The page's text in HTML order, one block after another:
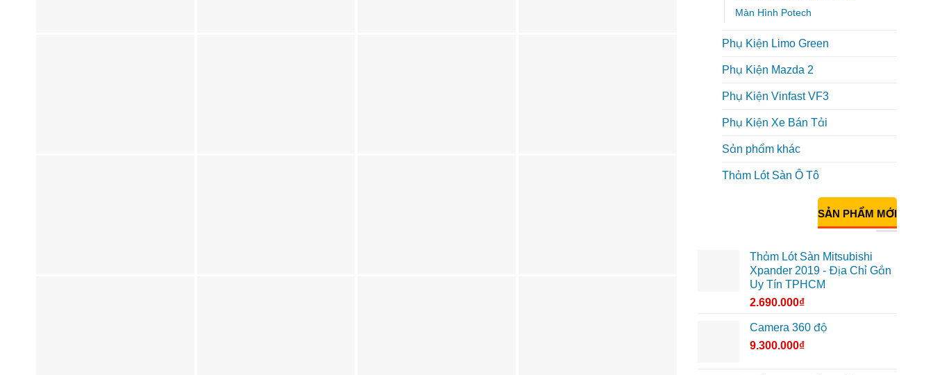
Màn Hình Potech
Phụ Kiện Limo Green
Phụ Kiện Mazda 2
Phụ Kiện Vinfast VF3
Phụ Kiện Xe Bán Tải
Sản phẩm khác
Thảm Lót Sàn Ô Tô
SẢN PHẨM MỚI
Thảm Lót Sàn Mitsubishi
Xpander 2019 - Địa Chỉ Gắn
Uy Tín TPHCM
2.690.000₫
Camera 360 độ
9.300.000₫